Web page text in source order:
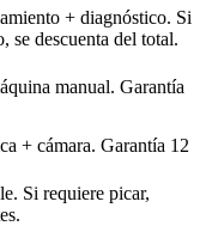
+ diagnóstico. Si
se descuenta del total.
manual. Garantía
+ cámara. Garantía 12
Si requiere picar,